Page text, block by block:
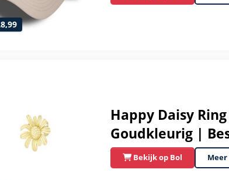
Happy Daisy
Goudkleurig |
Bekijk op Bol